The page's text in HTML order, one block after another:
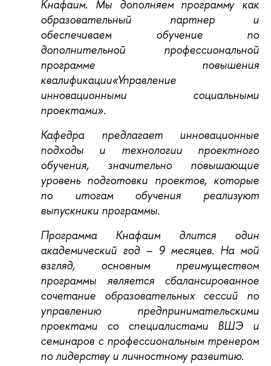
Кнафаим. Мы дополняем программу как
образовательный партнер и
обеспечиваем обучение по
дополнительной профессиональной
программе повышения
квалификации«Управление
инновационными социальными
проектами».
Кафедра предлагает инновационные
подходы и технологии проектного
обучения, значительно повышающие
уровень подготовки проектов, которые
по итогам обучения реализуют
выпускники программы.
Программа Кнафаим длится один
академический год – 9 месяцев. На мой
взгляд, основным преимуществом
программы является сбалансированное
сочетание образовательных сессий по
управлению предпринимательскими
проектами со специалистами ВШЭ и
семинаров с профессиональным тренером
по лидерству и личностному развитию.